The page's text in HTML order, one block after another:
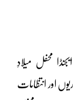
محفل میلادِ
اور انتظامات